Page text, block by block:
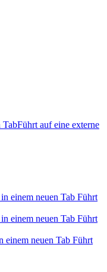
TabFührt auf eine externe
einem neuen Tab Führt
einem neuen Tab Führt
einem neuen Tab Führt